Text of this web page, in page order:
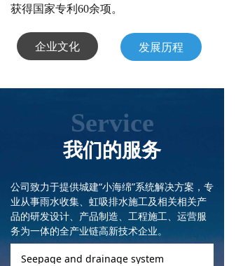
获得国家专利60余项。
发展历程
企业文化
Service
我们的服务
公司致力于提供城建“小海绵”系统解决方案，专
业从事雨水收集、虹吸排水施工及相关相关产
品的研发设计、产品制造、工程施工、运营服
务为一体的全产业链高新技术企业。
Seepage and drainage system